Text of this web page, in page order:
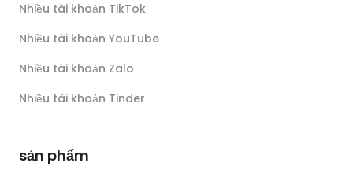
Nhiều tài khoản TikTok
Nhiều tài khoản YouTube
Nhiều tài khoản Zalo
Nhiều tài khoản Tinder
sản phẩm